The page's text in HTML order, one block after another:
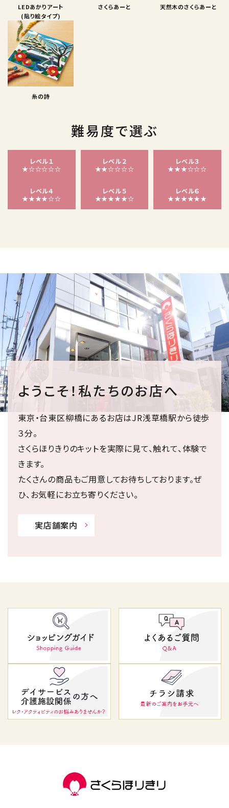
LEDあかりアート
(貼り絵タイプ)
さくらあーと 天然木のさくらあーと
糸の詩
難易度で選ぶ
レベル１
★☆☆☆☆☆
レベル２
★★☆☆☆☆
レベル３
★★★☆☆☆
レベル４
★★★★☆☆
レベル５
★★★★★☆
レベル６
★★★★★★
ようこそ！私たちのお店へ
東京・台東区柳橋にあるお店はJR浅草橋駅から徒歩
３分。
さくらほりきりのキットを実際に見て、触れて、体験で
きます。
たくさんの商品もご用意してお待ちしております。ぜ
ひ、お気軽にお立ち寄りください。
実店舗案内